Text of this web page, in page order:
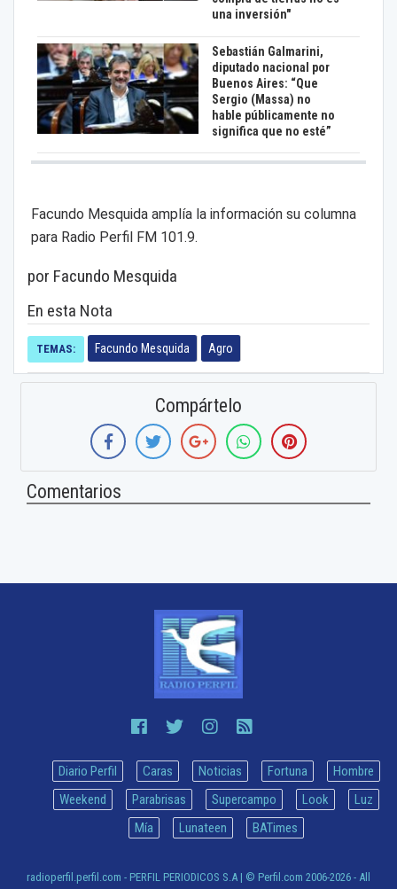
una inversión"
Sebastián Galmarini,
diputado nacional por
Buenos Aires: “Que
Sergio (Massa) no
hable públicamente no
significa que no esté”
Facundo Mesquida amplía la información su columna
para Radio Perfil FM 101.9.
por Facundo Mesquida
En esta Nota
TEMAS: Facundo Mesquida Agro
Compártelo
Comentarios
Diario Perfil Caras Noticias Fortuna
Hombre
Weekend
Parabrisas Supercampo Look
Luz
Mía
Lunateen BATimes
radioperfil.perfil.com - PERFIL PERIODICOS S.A | © Perfil.com 2006-2026 - All